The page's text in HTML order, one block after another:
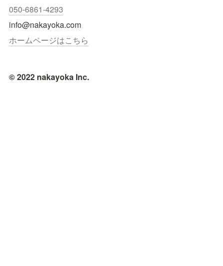
050-6861-4293
info@nakayoka.com
ホームページはこちら
© 2022 nakayoka Inc.